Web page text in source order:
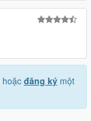
hoặc đăng ký một